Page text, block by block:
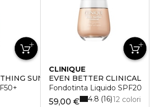
SUN CREAM
CLINIQUE
EVEN BETTER CLINICAL
Fondotinta Liquido SPF20
59,00 € 12 colori
4.8 16